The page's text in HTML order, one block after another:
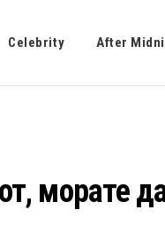
Celebrity After
морате